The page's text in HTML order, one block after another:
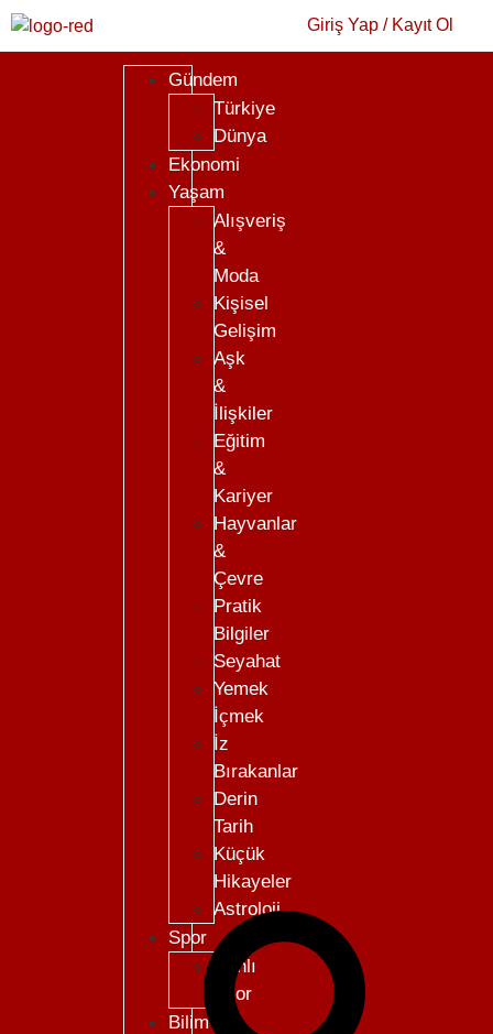
Giriş Yap / Kayıt Ol
Gündem
Türkiye
Dünya
Ekonomi
Yaşam
Alışveriş
&
Moda
Kişisel
Gelişim
Aşk
&
İlişkiler
Eğitim
&
Kariyer
Hayvanlar
&
Çevre
Pratik
Bilgiler
Seyahat
Yemek
İçmek
İz
Bırakanlar
Derin
Tarih
Küçük
Hikayeler
Astroloji
Spor
Canlı
Skor
Bilim